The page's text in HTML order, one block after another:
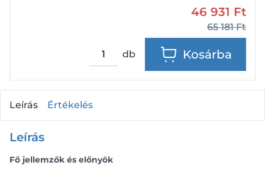
46 931 Ft
65 181 Ft
db Kosárba
Leírás Értékelés
Leírás
Fő jellemzők és előnyök